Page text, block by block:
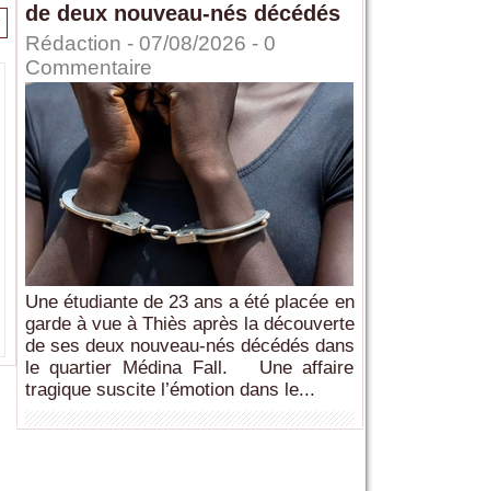
de deux nouveau-nés décédés
Rédaction - 07/08/2026 - 0
Commentaire
Une étudiante de 23 ans a été placée en
garde à vue à Thiès après la découverte
de ses deux nouveau-nés décédés dans
le quartier Médina Fall. Une affaire
tragique suscite l’émotion dans le...